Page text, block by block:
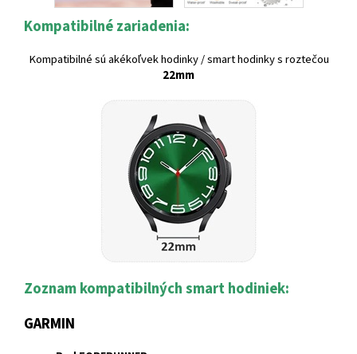
Kompatibilné zariadenia:
Kompatibilné sú akékoľvek hodinky / smart hodinky s roztečou
22mm
Zoznam kompatibilných smart hodiniek:
GARMIN